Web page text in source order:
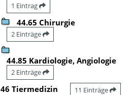
1 Eintrag
44.65 Chirurgie
2 Einträge
44.85 Kardiologie, Angiologie
2 Einträge
46 Tiermedizin 11 Einträge